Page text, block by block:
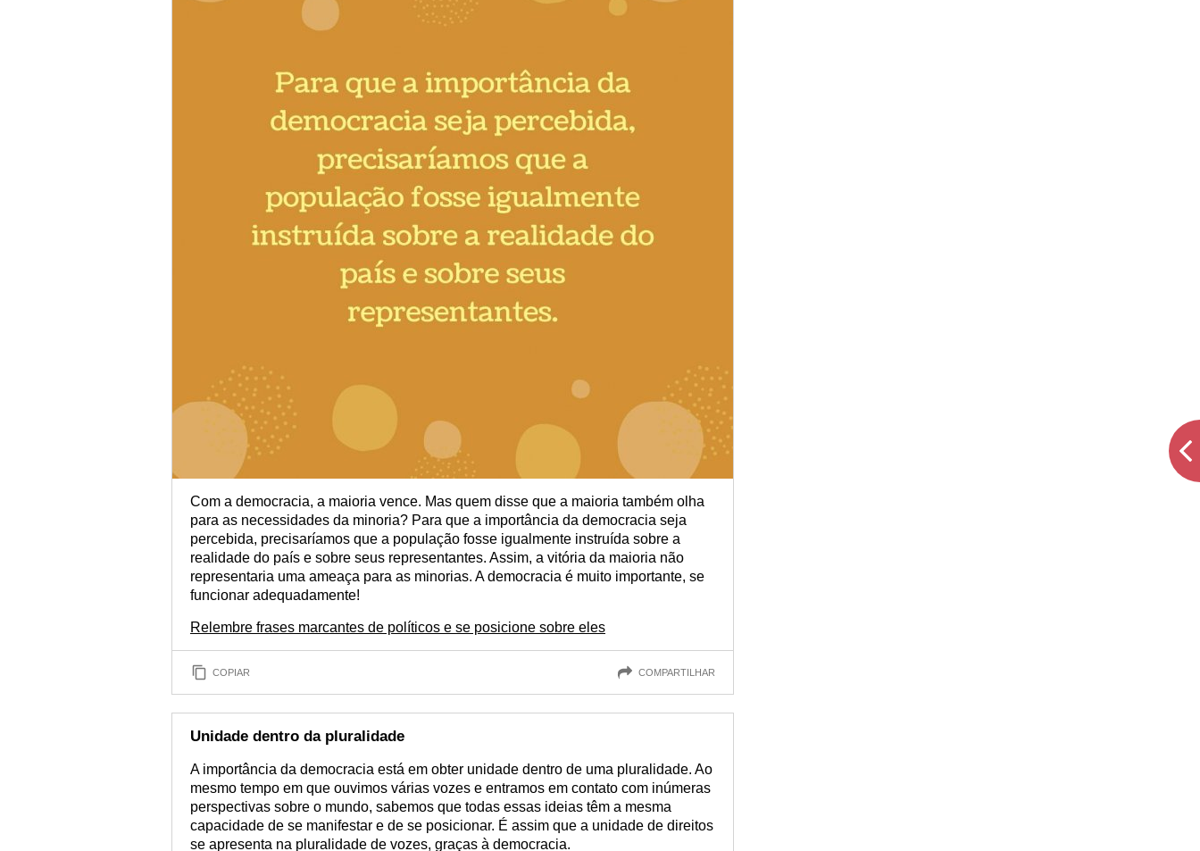
Com a democracia, a maioria vence. Mas quem disse que a maioria também olha
para as necessidades da minoria? Para que a importância da democracia seja
percebida, precisaríamos que a população fosse igualmente instruída sobre a
realidade do país e sobre seus representantes. Assim, a vitória da maioria não
representaria uma ameaça para as minorias. A democracia é muito importante, se
funcionar adequadamente!
Relembre frases marcantes de políticos e se posicione sobre eles
COPIAR COMPARTILHAR
Unidade dentro da pluralidade
A importância da democracia está em obter unidade dentro de uma pluralidade. Ao
mesmo tempo em que ouvimos várias vozes e entramos em contato com inúmeras
perspectivas sobre o mundo, sabemos que todas essas ideias têm a mesma
capacidade de se manifestar e de se posicionar. É assim que a unidade de direitos
se apresenta na pluralidade de vozes, graças à democracia.